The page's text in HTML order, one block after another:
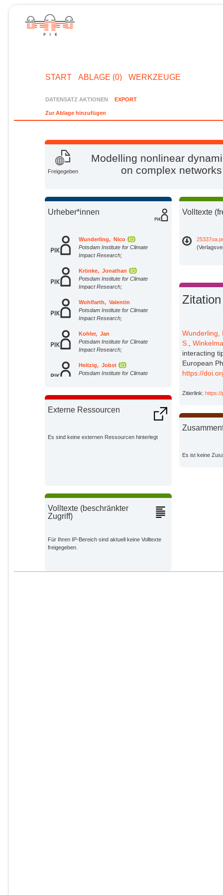
START ABLAGE (0) WERKZEUGE
DATENSATZ AKTIONEN EXPORT
Zur Ablage hinzufügen
Freigegeben
Modelling nonlinear
on complex
Urheber*innen
Wunderling, Nico
Potsdam Institute for Climate
Impact Research;
Krönke, Jonathan
Potsdam Institute for Climate
Impact Research;
Wohlfarth, Valentin
Potsdam Institute for Climate
Impact Research;
Kohler, Jan
Potsdam Institute for Climate
Impact Research;
Heitzig, Jobst
Potsdam Institute for Climate
Staal, Arie
Potsdam Institute for Climate
Friedemann
Potsdam Institute for Climate
Impact Research;
Externe Ressourcen
Es sind keine externen Ressourcen hinterlegt
Volltexte (beschränkter
Zugriff)
Für Ihren IP-Bereich sind aktuell keine Volltexte
freigegeben.
Volltexte
Zitation
Wunderling,
S.
,
interacting
European
https://
Zitierlink:https://
Es ist keine